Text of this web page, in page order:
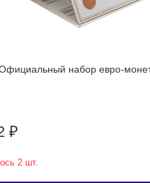
набор евро-монет
₽
2 шт.